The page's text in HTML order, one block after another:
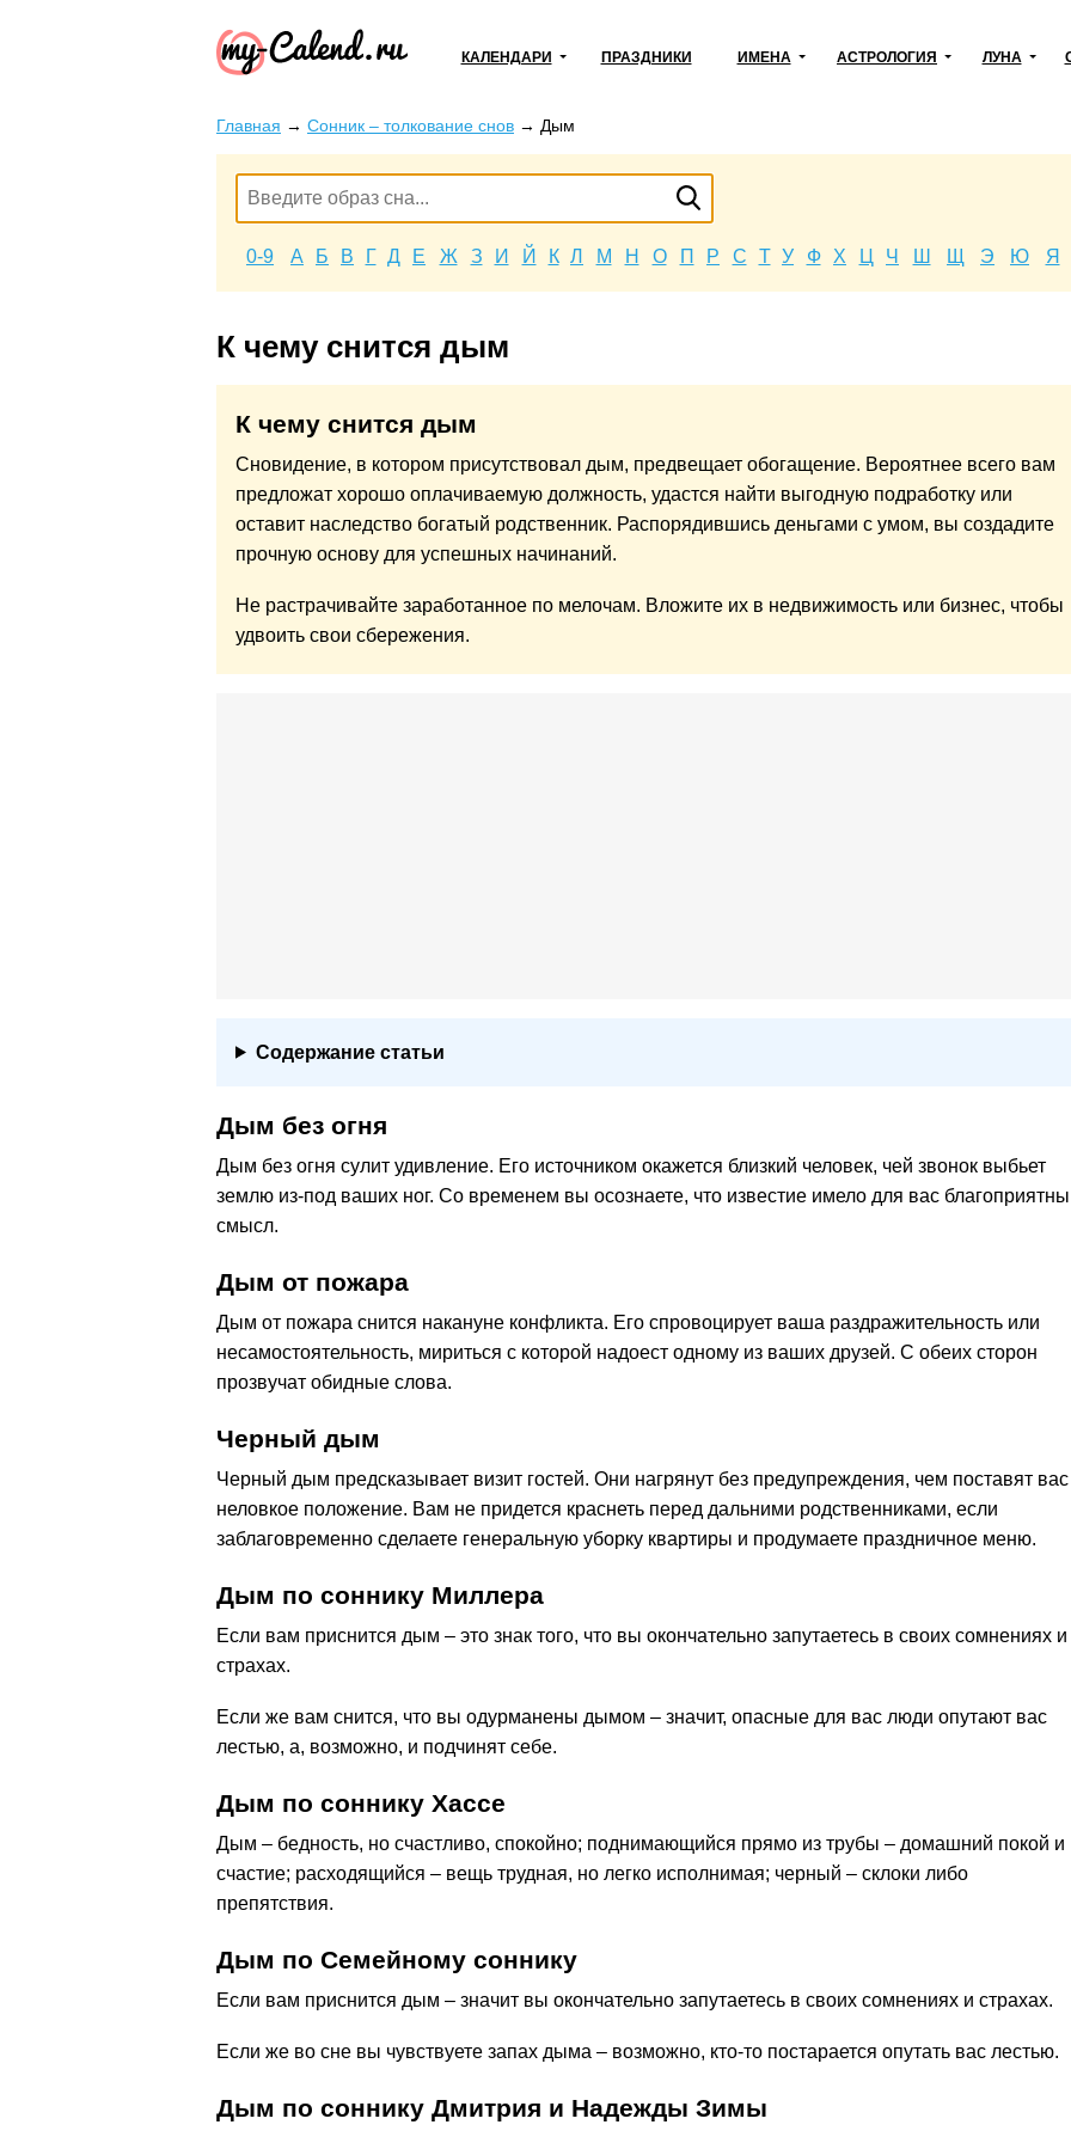
КАЛЕНДАРИ ПРАЗДНИКИ ИМЕНА АСТРОЛОГИЯ ЛУНА
Главная → Сонник – толкование снов → Дым
0-9 А Б В Г Д Е Ж З И Й К Л М Н О П Р С Т У Ф Х Ц Ч Ш Щ Э Ю Я
К чему снится дым
К чему снится дым
Сновидение, в котором присутствовал дым, предвещает обогащение. Вероятнее всего вам
предложат хорошо оплачиваемую должность, удастся найти выгодную подработку или
оставит наследство богатый родственник. Распорядившись деньгами с умом, вы создадите
прочную основу для успешных начинаний.
Не растрачивайте заработанное по мелочам. Вложите их в недвижимость или бизнес, чтобы
удвоить свои сбережения.
Содержание статьи
Дым без огня
Дым без огня сулит удивление. Его источником окажется близкий человек, чей звонок выбьет
землю из-под ваших ног. Со временем вы осознаете, что известие имело для вас
смысл.
Дым от пожара
Дым от пожара снится накануне конфликта. Его спровоцирует ваша раздражительность или
несамостоятельность, мириться с которой надоест одному из ваших друзей. С обеих сторон
прозвучат обидные слова.
Черный дым
Черный дым предсказывает визит гостей. Они нагрянут без предупреждения, чем поставят
неловкое положение. Вам не придется краснеть перед дальними родственниками, если
заблаговременно сделаете генеральную уборку квартиры и продумаете праздничное меню.
Дым по cоннику Миллера
Если вам приснится дым – это знак того, что вы окончательно запутаетесь в своих сомнениях и
страхах.
Если же вам снится, что вы одурманены дымом – значит, опасные для вас люди опутают вас
лестью, а, возможно, и подчинят себе.
Дым по соннику Хассе
Дым – бедность, но счастливо, спокойно; поднимающийся прямо из трубы – домашний покой и
счастие; расходящийся – вещь трудная, но легко исполнимая; черный – склоки либо
препятствия.
Дым по Семейному соннику
Если вам приснится дым – значит вы окончательно запутаетесь в своих сомнениях и страхах.
Если же во сне вы чувствуете запах дыма – возможно, кто-то постарается опутать вас лестью.
Дым по соннику Дмитрия и Надежды Зимы